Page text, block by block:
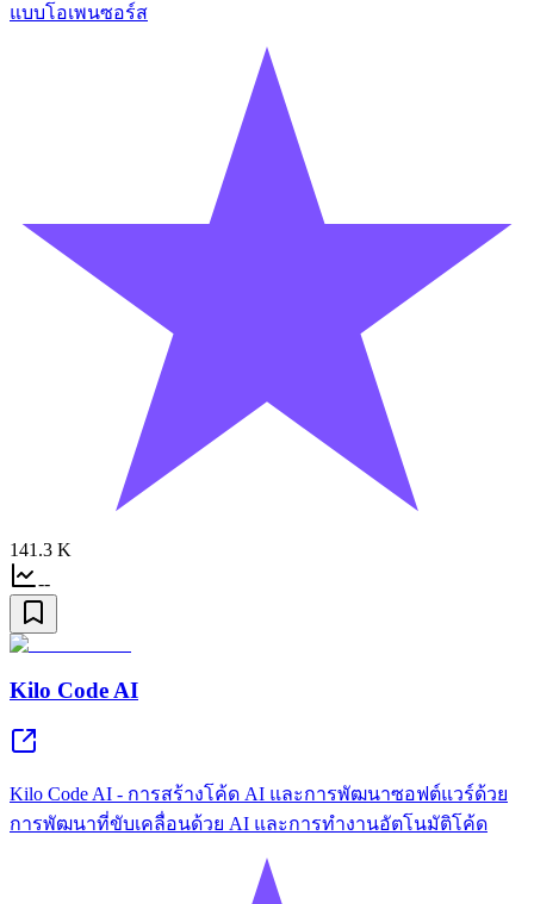
แบบโอเพนซอร์ส
141.3 K
--
Kilo Code AI
Kilo Code AI - การสร้างโค้ด AI และการพัฒนาซอฟต์แวร์ด้วย
การพัฒนาที่ขับเคลื่อนด้วย AI และการทำงานอัตโนมัติโค้ด